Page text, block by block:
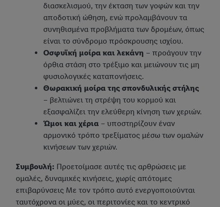
διασκελισμού, την έκταση των γοφών και την
αποδοτική ώθηση, ενώ προλαμβάνουν τα
συνηθισμένα προβλήματα των δρομέων, όπως
είναι το σύνδρομο πρόσκρουσης ισχίου.
Οσφυϊκή μοίρα και λεκάνη – προάγουν την
όρθια στάση στο τρέξιμο και μειώνουν τις μη
φυσιολογικές καταπονήσεις.
Θωρακική μοίρα της σπονδυλικής στήλης
– βελτιώνει τη στρέψη του κορμού και
εξασφαλίζει την ελεύθερη κίνηση των χεριών.
Ώμοι και χέρια – υποστηρίζουν έναν
αρμονικό τρόπο τρεξίματος μέσω των ομαλών
κινήσεων των χεριών.
Συμβουλή: Προετοίμασε αυτές τις αρθρώσεις με
ομαλές, δυναμικές κινήσεις, χωρίς απότομες
επιβαρύνσεις Με τον τρόπο αυτό ενεργοποιούνται
ταυτόχρονα οι μύες, οι περιτονίες και το κεντρικό